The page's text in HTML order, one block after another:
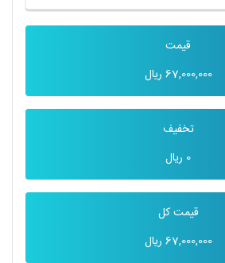
قیمت
67,000,000 ریال
تخفیف
0 ریال
قیمت کل
67,000,000 ریال